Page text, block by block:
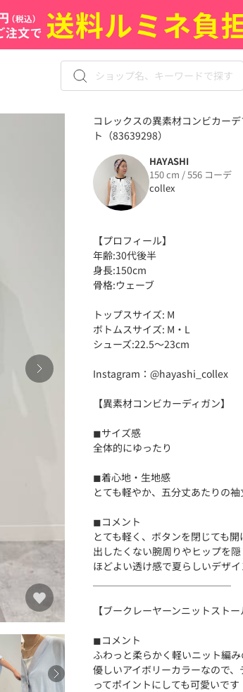
コレックスの異素材コンビカー
ト（83639298）
HAYASHI
150 cm / 556 コーデ
collex
【プロフィール】
年齢:30代後半
身長:150cm
骨格:ウェーブ
トップスサイズ: M
ボトムスサイズ: M・L
シューズ:22.5〜23cm
Instagram：@hayashi_collex
【異素材コンビカーディガン】
◼︎サイズ感
全体的にゆったり
◼︎着心地・生地感
とても軽やか、五分丈あたりの袖
◼︎コメント
とても軽く、ボタンを閉じても
出したくない腕周りやヒップを
ほどよい透け感で夏らしいデザイ
【ブークレーヤーンニットストー
◼︎コメント
ふわっと柔らかく軽いニット編
優しいアイボリーカラーなので
ってポイントにしても可愛いです